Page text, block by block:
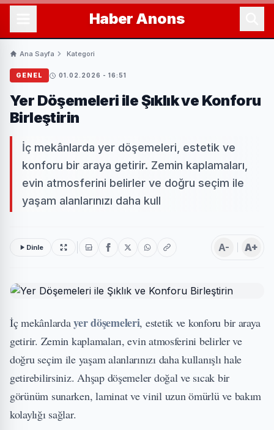
Haber Anons
Ana Sayfa Kategori
GENEL 01.02.2026 - 16:51
Yer Döşemeleri ile Şıklık ve Konforu
Birleştirin
İç mekânlarda yer döşemeleri, estetik ve
konforu bir araya getirir. Zemin kaplamaları,
evin atmosferini belirler ve doğru seçim ile
yaşam alanlarınızı daha kull
Dinle A- A+
İç mekânlardayer döşemeleri, estetik ve konforu bir araya
getirir. Zemin kaplamaları, evin atmosferini belirler ve
doğru seçim ile yaşam alanlarınızı daha kullanışlı hale
getirebilirsiniz. Ahşap döşemeler doğal ve sıcak bir
görünüm sunarken, laminat ve vinil uzun ömürlü ve bakım
kolaylığı sağlar.